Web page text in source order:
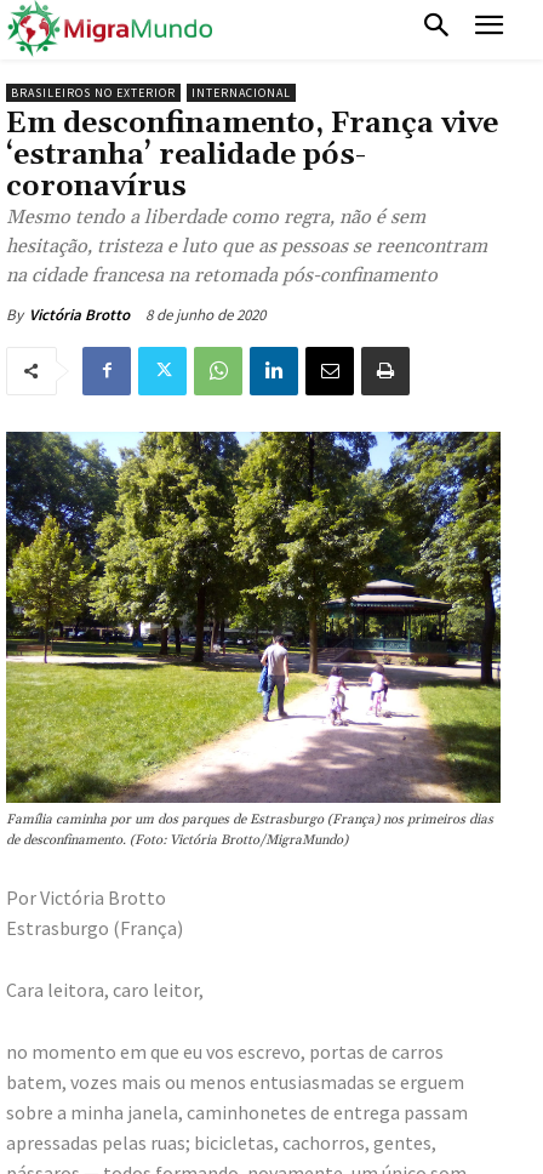
BRASILEIROS NO EXTERIOR INTERNACIONAL
Em desconfinamento, França vive
‘estranha’ realidade pós-
coronavírus
Mesmo tendo a liberdade como regra, não é sem
hesitação, tristeza e luto que as pessoas se reencontram
na cidade francesa na retomada pós-confinamento
By Victória Brotto 8 de junho de 2020
Família caminha por um dos parques de Estrasburgo (França) nos primeiros dias
de desconfinamento. (Foto: Victória Brotto/MigraMundo)
Por Victória Brotto
Estrasburgo (França)
Cara leitora, caro leitor,
no momento em que eu vos escrevo, portas de carros
batem, vozes mais ou menos entusiasmadas se erguem
sobre a minha janela, caminhonetes de entrega passam
apressadas pelas ruas; bicicletas, cachorros, gentes,